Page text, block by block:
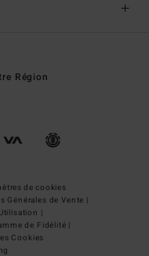
Région
de cookies
Générales de Vente |
|
de Fidélité |
Cookies